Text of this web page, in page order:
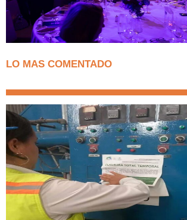
LO MAS COMENTADO